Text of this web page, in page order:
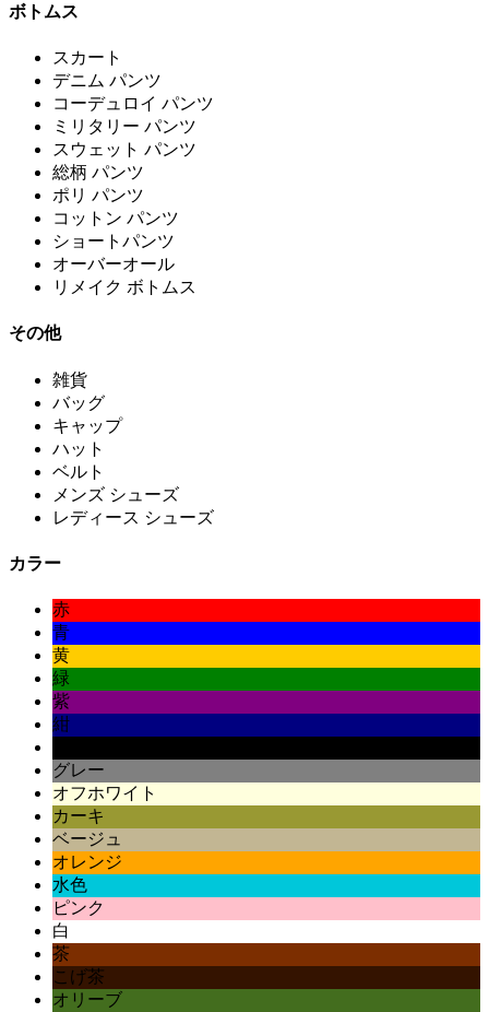
ボトムス
スカート
デニム パンツ
コーデュロイ パンツ
ミリタリー パンツ
スウェット パンツ
総柄 パンツ
ポリ パンツ
コットン パンツ
ショートパンツ
オーバーオール
リメイク ボトムス
その他
雑貨
バッグ
キャップ
ハット
ベルト
メンズ シューズ
レディース シューズ
カラー
赤
青
黄
緑
紫
紺
グレー
オフホワイト
カーキ
ベージュ
オレンジ
水色
ピンク
白
茶
こげ茶
オリーブ